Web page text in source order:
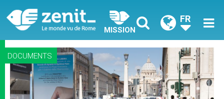
MISSION
FR
DOCUMENTS